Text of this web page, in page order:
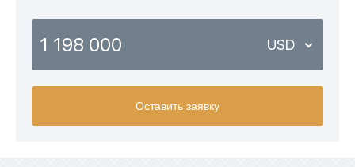
1 198 000 USD
Оставить заявку